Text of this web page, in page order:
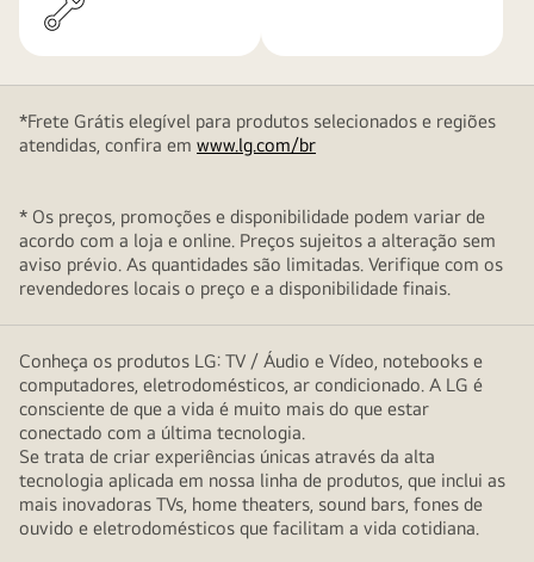
*Frete Grátis elegível para produtos selecionados e regiões
atendidas, confira em www.lg.com/br
* Os preços, promoções e disponibilidade podem variar de
acordo com a loja e online. Preços sujeitos a alteração sem
aviso prévio. As quantidades são limitadas. Verifique com os
revendedores locais o preço e a disponibilidade finais.
Conheça os produtos LG: TV / Áudio e Vídeo, notebooks e
computadores, eletrodomésticos, ar condicionado. A LG é
consciente de que a vida é muito mais do que estar
conectado com a última tecnologia.
Se trata de criar experiências únicas através da alta
tecnologia aplicada em nossa linha de produtos, que inclui as
mais inovadoras TVs, home theaters, sound bars, fones de
ouvido e eletrodomésticos que facilitam a vida cotidiana.